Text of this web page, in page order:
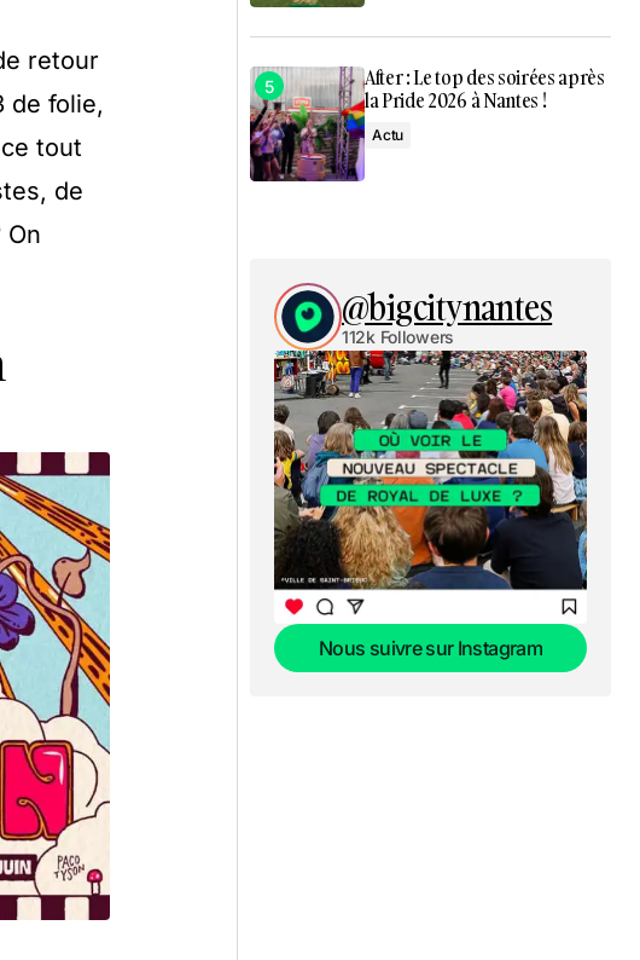
retour
de folie,
tout
de
On
After : Le top des soirées après
la Pride 2026 à Nantes !
Actu
@bigcitynantes
112k Followers
Nous suivre sur Instagram